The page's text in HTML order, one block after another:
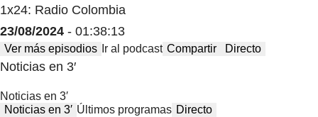
1x24: Radio Colombia
23/08/2024 - 01:38:13
Ver más episodios Ir al podcast Compartir Directo
Noticias en 3′
Noticias en 3′
Noticias en 3′ Últimos programas Directo